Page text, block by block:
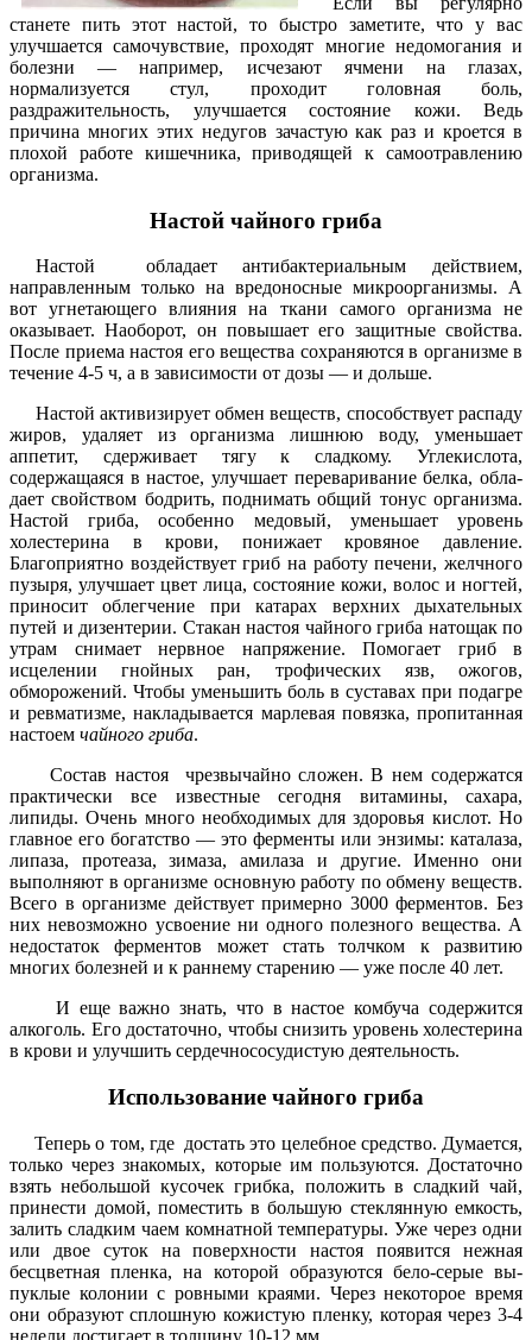
станете пить этот настой, то быстро заметите, что у вас
улучшается само­чувствие, проходят многие недомо­гания и
болезни — например, исчеза­ют ячмени на глазах,
нормализуется стул, проходит головная боль,
раздражительность, улучшается состоя­ние кожи. Ведь
причина многих этих недугов зачастую как раз и кроет­ся в
плохой работе кишечника, при­водящей к самоотравлению
организ­ма.
Настой чайного гриба
Настой обладает антибактериальным действием,
направленным только на вредоносные микроорганизмы. А
вот угнетающего влияния на ткани самого организма не
оказывает. Наоборот, он повыша­ет его защитные свойства.
После приема настоя его вещества сохраняются в организме в
течение 4-5 ч, а в зави­симости от дозы — и дольше.
Настой активизирует обмен веществ, способствует распаду
жиров, удаляет из организма лишнюю воду, уменьша­ет
аппетит, сдерживает тягу к сладкому. Углекислота,
содержащаяся в настое, улучшает переваривание белка, обла­
дает свойством бодрить, поднимать об­щий тонус организма.
Настой гриба, особенно медовый, уменьшает уровень
холестерина в крови, понижает кровя­ное давление.
Благоприятно воздей­ствует гриб на работу печени, желчного
пузыря, улучшает цвет лица, состояние кожи, волос и ногтей,
приносит облег­чение при катарах верхних дыхатель­ных
путей и дизентерии. Стакан настоя чайного гриба натощак по
утрам снима­ет нервное напряжение. Помогает гриб в
исцелении гнойных ран, трофиче­ских язв, ожогов,
обморожений. Чтобы уменьшить боль в суставах при подагре
и ревматизме, накладывается марлевая повязка, пропитанная
настоем чайно­го гриба.
Состав настоя чрезвы­чайно сложен. В нем содержатся
прак­тически все известные сегодня вита­мины, сахара,
липиды. Очень много необходимых для здоровья кислот. Но
главное его богатство — это ферменты или энзимы: каталаза,
липаза, проте­аза, зимаза, амилаза и другие. Именно они
выполняют в организме основную работу по обмену веществ.
Всего в ор­ганизме действует примерно 3000 фер­ментов. Без
них невозможно усвоение ни одного полезного вещества. А
недостаток ферментов может стать толчком к развитию
многих болезней и к раннему старению — уже после 40 лет.
И еще важно знать, что в настое комбуча содержится
алкоголь. Его достаточно, чтобы снизить уровень хо­лестерина
в крови и улучшить сердечно­сосудистую деятельность.
Использование чайного гриба
Теперь о том, где до­стать это целебное средство. Думается,
только через знако­мых, которые им пользуются. Доста­точно
взять небольшой кусочек грибка, положить в сладкий чай,
принести до­мой, поместить в большую стеклянную емкость,
залить сладким чаем комнат­ной температуры. Уже через одни
или двое суток на поверхности настоя по­явится нежная
бесцветная пленка, на которой образуются бело-серые вы­
пуклые колонии с ровными краями. Через некоторое время
они образуют сплошную кожистую пленку, которая через 3-4
недели достигает в толщину 10-12 мм.